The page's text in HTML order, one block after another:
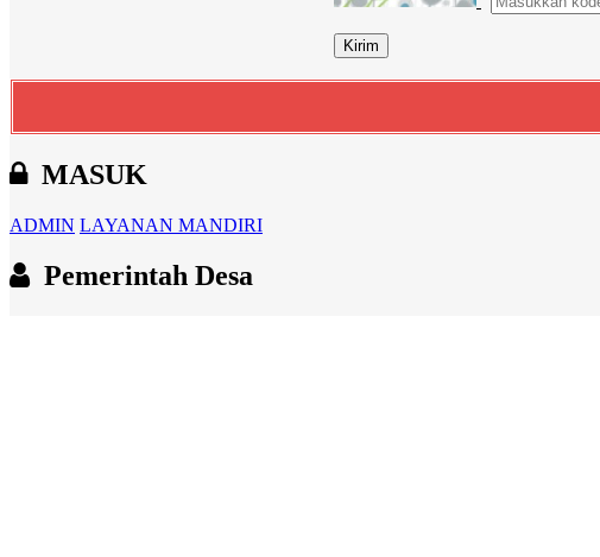
MASUK
ADMIN LAYANAN MANDIRI
Pemerintah Desa